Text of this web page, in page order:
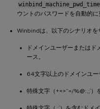
ウントのパスワードを自動的に
Winbindは、以下のシナリオを
ドメインユーザーまたは
ース。
64文字以上のドメインユー
特殊文字（+<>”=/%@:,;`）